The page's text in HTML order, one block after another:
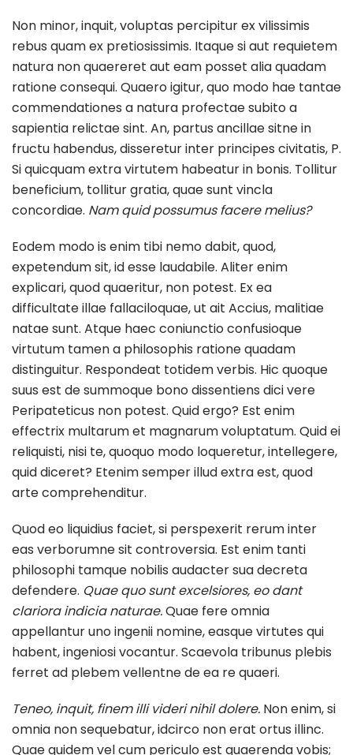
Non minor, inquit, voluptas percipitur ex vilissimis
rebus quam ex pretiosissimis. Itaque si aut requietem
natura non quaereret aut eam posset alia quadam
ratione consequi. Quaero igitur, quo modo hae tantae
commendationes a natura profectae subito a
sapientia relictae sint. An, partus ancillae sitne in
fructu habendus, disseretur inter principes civitatis, P.
Si quicquam extra virtutem habeatur in bonis. Tollitur
beneficium, tollitur gratia, quae sunt vincla
concordiae. Nam quid possumus facere melius?
Eodem modo is enim tibi nemo dabit, quod,
expetendum sit, id esse laudabile. Aliter enim
explicari, quod quaeritur, non potest. Ex ea
difficultate illae fallaciloquae, ut ait Accius, malitiae
natae sunt. Atque haec coniunctio confusioque
virtutum tamen a philosophis ratione quadam
distinguitur. Respondeat totidem verbis. Hic quoque
suus est de summoque bono dissentiens dici vere
Peripateticus non potest. Quid ergo? Est enim
effectrix multarum et magnarum voluptatum. Quid ei
reliquisti, nisi te, quoquo modo loqueretur, intellegere,
quid diceret? Etenim semper illud extra est, quod
arte comprehenditur.
Quod eo liquidius faciet, si perspexerit rerum inter
eas verborumne sit controversia. Est enim tanti
philosophi tamque nobilis audacter sua decreta
defendere. Quae quo sunt excelsiores, eo dant
clariora indicia naturae.Quae fere omnia
appellantur uno ingenii nomine, easque virtutes qui
habent, ingeniosi vocantur. Scaevola tribunus plebis
ferret ad plebem vellentne de ea re quaeri.
Teneo, inquit, finem illi videri nihil dolere. Non enim, si
omnia non sequebatur, idcirco non erat ortus illinc.
Quae quidem vel cum periculo est quaerenda vobis;